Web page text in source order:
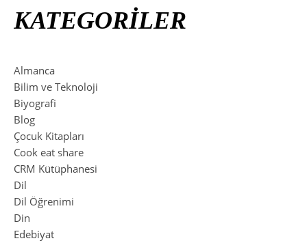
KATEGORİLER
Almanca
Bilim ve Teknoloji
Biyografi
Blog
Çocuk Kitapları
Cook eat share
CRM Kütüphanesi
Dil
Dil Öğrenimi
Din
Edebiyat